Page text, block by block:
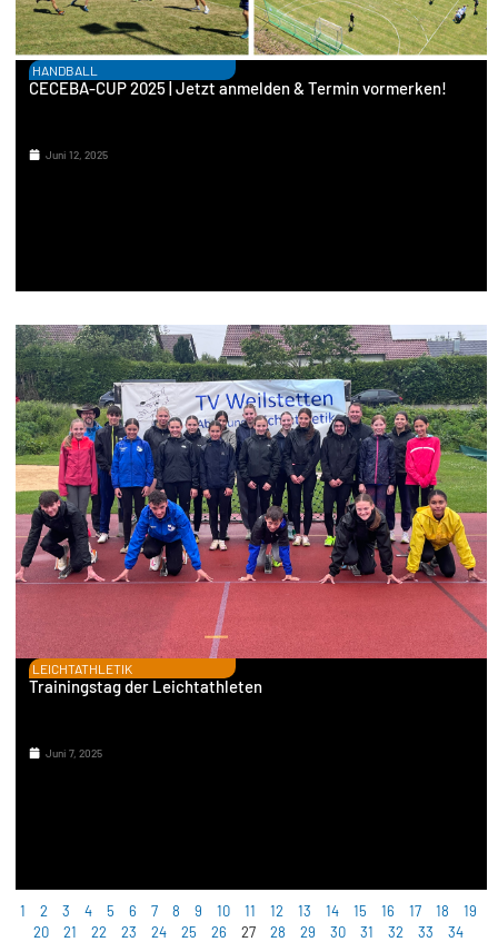
HANDBALL
CECEBA-CUP 2025 | Jetzt anmelden & Termin vormerken!
Juni 12, 2025
LEICHTATHLETIK
Trainingstag der Leichtathleten
Juni 7, 2025
1 2 3 4 5 6 7 8 9 10 11 12 13 14 15 16 17 18
19
20
21 22 23 24 25 26 27 28 29 30 31 32 33
34